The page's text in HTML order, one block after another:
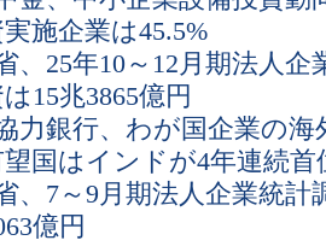
施企業は45.5%
25年10～12月期法人企
15兆3865億円
力銀行、わが国企業の海
国はインドが4年連続首
7～9月期法人企業統計
億円